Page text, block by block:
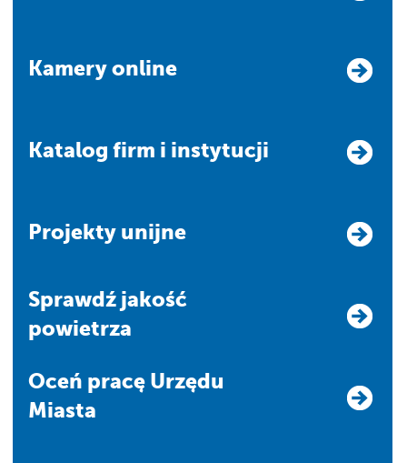
Kamery online
Katalog firm i instytucji
Projekty unijne
Sprawdź jakość
powietrza
Oceń pracę Urzędu
Miasta